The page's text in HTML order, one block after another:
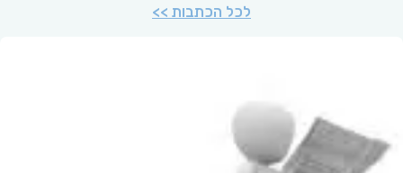
לכל הכתבות >>